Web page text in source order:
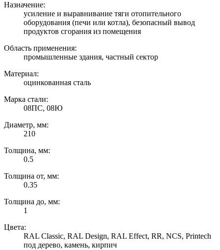
Назначение:
усиление и выравнивание тяги отопительного
оборудования (печи или котла), безопасный вывод
продуктов сгорания из помещения
Область применения:
промышленные здания, частный сектор
Материал:
оцинкованная сталь
Марка стали:
08ПС, 08Ю
Диаметр, мм:
210
Толщина, мм:
0.5
Толщина от, мм:
0.35
Толщина до, мм:
1
Цвета:
RAL Classic, RAL Design, RAL Effect, RR, NCS, Printech
под дерево, камень, кирпич